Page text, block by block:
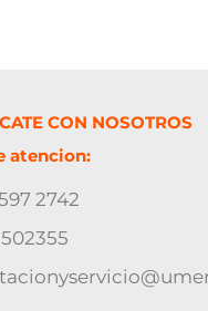
CON NOSOTROS
atencion:
2742